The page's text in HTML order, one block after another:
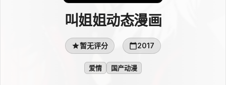
叫姐姐动态漫画
暂无评分 2017
爱情 国产动漫